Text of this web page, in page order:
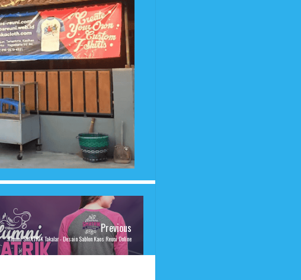
Previous
Alumni SMATRIK Takalar - Desain Sablon Kaos Reuni Online